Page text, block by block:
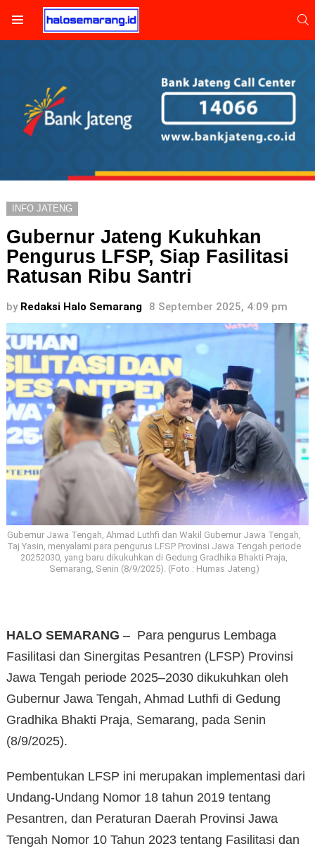
INFO JATENG
Gubernur Jateng Kukuhkan
Pengurus LFSP, Siap Fasilitasi
Ratusan Ribu Santri
by Redaksi Halo Semarang 8 September 2025, 4:09 pm
Gubernur Jawa Tengah, Ahmad Luthfi dan Wakil Gubernur Jawa Tengah,
Taj Yasin, menyalami para pengurus LFSP Provinsi Jawa Tengah periode
20252030, yang baru dikukuhkan di Gedung Gradhika Bhakti Praja,
Semarang, Senin (8/9/2025). (Foto : Humas Jateng)
HALO SEMARANG – Para pengurus Lembaga
Fasilitasi dan Sinergitas Pesantren (LFSP) Provinsi
Jawa Tengah periode 2025–2030 dikukuhkan oleh
Gubernur Jawa Tengah, Ahmad Luthfi di Gedung
Gradhika Bhakti Praja, Semarang, pada Senin
(8/9/2025).
Pembentukan LFSP ini merupakan implementasi dari
Undang-Undang Nomor 18 tahun 2019 tentang
Pesantren, dan Peraturan Daerah Provinsi Jawa
Tengah Nomor 10 Tahun 2023 tentang Fasilitasi dan